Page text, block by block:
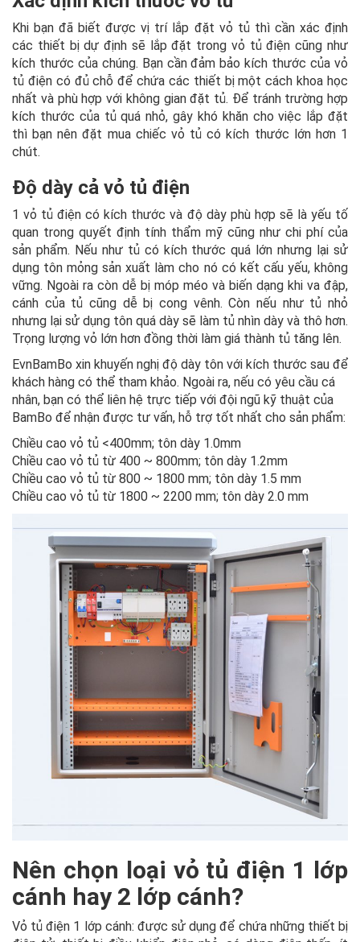
Khi bạn đã biết được vị trí lắp đặt vỏ tủ thì cần xác định
các thiết bị dự định sẽ lắp đặt trong vỏ tủ điện cũng như
kích thước của chúng. Bạn cần đảm bảo kích thước của vỏ
tủ điện có đủ chỗ để chứa các thiết bị một cách khoa học
nhất và phù hợp với không gian đặt tủ. Để tránh trường hợp
kích thước của tủ quá nhỏ, gây khó khăn cho việc lắp đặt
thì bạn nên đặt mua chiếc vỏ tủ có kích thước lớn hơn 1
chút.
Độ dày cả vỏ tủ điện
1 vỏ tủ điện có kích thước và độ dày phù hợp sẽ là yếu tố
quan trong quyết định tính thẩm mỹ cũng như chi phí của
sản phẩm. Nếu như tủ có kích thước quá lớn nhưng lại sử
dụng tôn mỏng sản xuất làm cho nó có kết cấu yếu, không
vững. Ngoài ra còn dễ bị móp méo và biến dạng khi va đập,
cánh của tủ cũng dễ bị cong vênh. Còn nếu như tủ nhỏ
nhưng lại sử dụng tôn quá dày sẽ làm tủ nhìn dày và thô hơn.
Trọng lượng vỏ lớn hơn đồng thời làm giá thành tủ tăng lên.
EvnBamBo xin khuyến nghị độ dày tôn với kích thước sau để
khách hàng có thể tham khảo. Ngoài ra, nếu có yêu cầu cá
nhân, bạn có thể liên hệ trực tiếp với đội ngũ kỹ thuật của
BamBo để nhận được tư vấn, hỗ trợ tốt nhất cho sản phẩm:
Chiều cao vỏ tủ <400mm; tôn dày 1.0mm
Chiều cao vỏ tủ từ 400 ~ 800mm; tôn dày 1.2mm
Chiều cao vỏ tủ từ 800 ~ 1800 mm; tôn dày 1.5 mm
Chiều cao vỏ tủ từ 1800 ~ 2200 mm; tôn dày 2.0 mm
Nên chọn loại vỏ tủ điện 1 lớp
cánh hay 2 lớp cánh?
Vỏ tủ điện 1 lớp cánh: được sử dụng để chứa những thiết bị